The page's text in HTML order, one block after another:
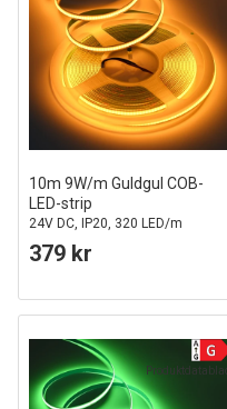
10m 9W/m Guldgul COB-
LED-strip
24V DC, IP20, 320 LED/m
379 kr
Produktdatablad